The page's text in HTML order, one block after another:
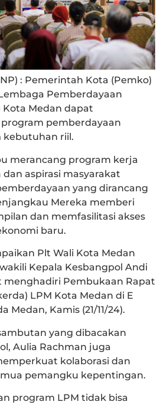
: Pemerintah Kota (Pemko)
Pemberdayaan
Kota Medan dapat
pemberdayaan
kebutuhan riil.
merancang program kerja
aspirasi masyarakat
yang dirancang
Mereka memberi
dan memfasilitasi akses
baru.
Plt Wali Kota Medan
Kepala Kesbangpol Andi
menghadiri Pembukaan Rapat
LPM Kota Medan di E
Medan, Kamis (21/11/24).
yang dibacakan
Aulia Rachman juga
kolaborasi dan
pemangku kepentingan.
program LPM tidak bisa